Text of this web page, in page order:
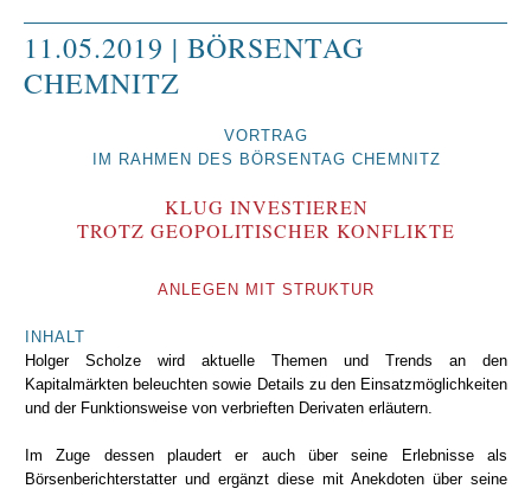
11.05.2019 | BÖRSENTAG
CHEMNITZ
VORTRAG
IM RAHMEN DES BÖRSENTAG CHEMNITZ
KLUG INVESTIEREN
TROTZ GEOPOLITISCHER KONFLIKTE
ANLEGEN MIT STRUKTUR
INHALT
Holger Scholze wird aktuelle Themen und Trends an den
Kapitalmärkten beleuchten sowie Details zu den Einsatzmöglichkeiten
und der Funktionsweise von verbrieften Derivaten erläutern.
Im Zuge dessen plaudert er auch über seine Erlebnisse als
Börsenberichterstatter und ergänzt diese mit Anekdoten über seine